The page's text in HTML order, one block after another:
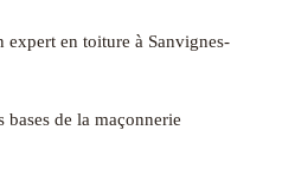
en toiture à Sanvignes-
de la maçonnerie